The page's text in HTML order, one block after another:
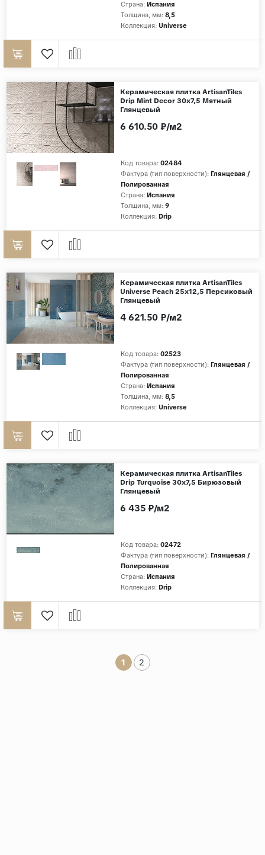
Страна: Испания
Толщина, мм: 8,5
Коллекция: Universe
Керамическая плитка ArtisanTiles
Drip Mint Decor 30x7,5 Мятный
Глянцевый
Код товара: 02484
Фактура (тип поверхности): Глянцевая /
Полированная
Страна: Испания
Толщина, мм: 9
Коллекция: Drip
6 610.50 ₽/м2
Керамическая плитка ArtisanTiles
Universe Peach 25x12,5 Персиковый
Глянцевый
Код товара: 02523
Фактура (тип поверхности): Глянцевая /
Полированная
Страна: Испания
Толщина, мм: 8,5
Коллекция: Universe
4 621.50 ₽/м2
Керамическая плитка ArtisanTiles
Drip Turquoise 30x7,5 Бирюзовый
Глянцевый
Код товара: 02472
Фактура (тип поверхности): Глянцевая /
Полированная
Страна: Испания
Коллекция: Drip
6 435 ₽/м2
1 2